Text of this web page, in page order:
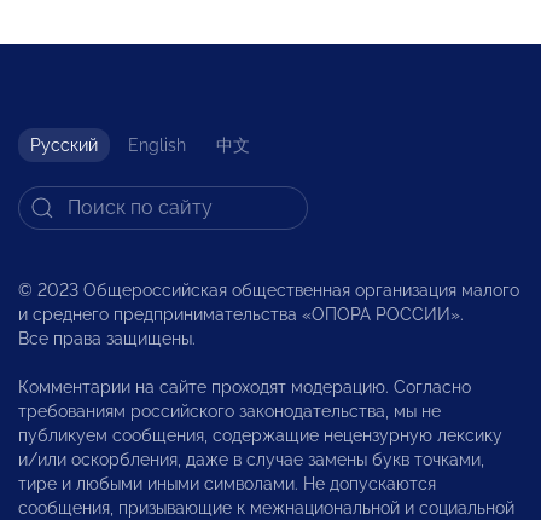
Русский English 中文
© 2023 Общероссийская общественная организация малого
и среднего предпринимательства «ОПОРА РОССИИ».
Все права защищены.
Комментарии на сайте проходят модерацию. Согласно
требованиям российского законодательства, мы не
публикуем сообщения, содержащие нецензурную лексику
и/или оскорбления, даже в случае замены букв точками,
тире и любыми иными символами. Не допускаются
сообщения, призывающие к межнациональной и социальной